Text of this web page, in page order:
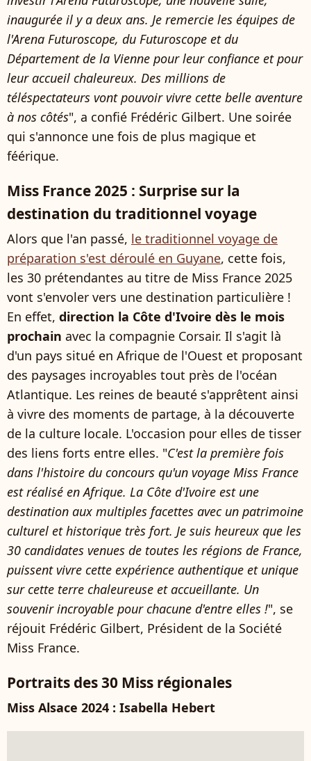
inaugurée il y a deux ans. Je remercie les équipes de
l'Arena Futuroscope, du Futuroscope et du
Département de la Vienne pour leur confiance et pour
leur accueil chaleureux. Des millions de
téléspectateurs vont pouvoir vivre cette belle aventure
à nos côtés", a confié Frédéric Gilbert. Une soirée
qui s'annonce une fois de plus magique et
féérique.
Miss France 2025 : Surprise sur la
destination du traditionnel voyage
Alors que l'an passé, le traditionnel voyage de
préparation s'est déroulé en Guyane, cette fois,
les 30 prétendantes au titre de Miss France 2025
vont s'envoler vers une destination particulière !
En effet, direction la Côte d'Ivoire dès le mois
prochain avec la compagnie Corsair. Il s'agit là
d'un pays situé en Afrique de l'Ouest et proposant
des paysages incroyables tout près de l'océan
Atlantique. Les reines de beauté s'apprêtent ainsi
à vivre des moments de partage, à la découverte
de la culture locale. L'occasion pour elles de tisser
des liens forts entre elles. "C'est la première fois
dans l'histoire du concours qu'un voyage Miss France
est réalisé en Afrique. La Côte d'Ivoire est une
destination aux multiples facettes avec un patrimoine
culturel et historique très fort. Je suis heureux que les
30 candidates venues de toutes les régions de France,
puissent vivre cette expérience authentique et unique
sur cette terre chaleureuse et accueillante. Un
souvenir incroyable pour chacune d'entre elles !", se
réjouit Frédéric Gilbert, Président de la Société
Miss France.
Portraits des 30 Miss régionales
Miss Alsace 2024 : Isabella Hebert